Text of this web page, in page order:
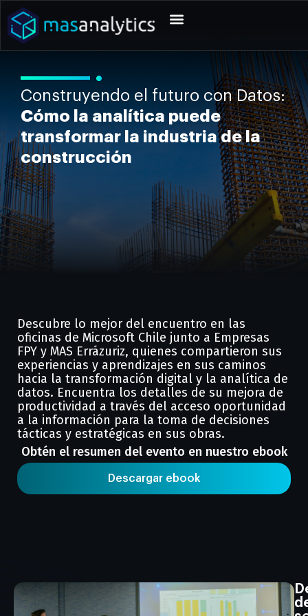
Construyendo el futuro con Datos:
Cómo la analítica puede
transformar la industria de la
construcción
Descubre lo mejor del encuentro en las
oficinas de Microsoft Chile junto a Empresas
FPY y MAS Errázuriz, quienes compartieron sus
experiencias y aprendizajes en sus caminos
hacia la transformación digital y la analítica de
datos. Encuentra los detalles de su mejora de
productividad a través del acceso oportunidad
a la información para la toma de decisiones
tácticas y estratégicas en sus obras.
Obtén el resumen del evento en nuestro ebook
Descargar ebook